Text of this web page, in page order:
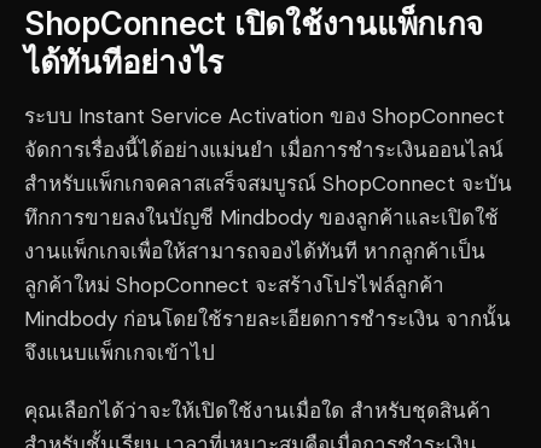
ShopConnect เปิดใช้งานแพ็กเกจ
ได้ทันทีอย่างไร
ระบบ Instant Service Activation ของ ShopConnect
จัดการเรื่องนี้ได้อย่างแม่นยำ เมื่อการชำระเงินออนไลน์
สำหรับแพ็กเกจคลาสเสร็จสมบูรณ์ ShopConnect จะบัน
ทึกการขายลงในบัญชี Mindbody ของลูกค้าและเปิดใช้
งานแพ็กเกจเพื่อให้สามารถจองได้ทันที หากลูกค้าเป็น
ลูกค้าใหม่ ShopConnect จะสร้างโปรไฟล์ลูกค้า
Mindbody ก่อนโดยใช้รายละเอียดการชำระเงิน จากนั้น
จึงแนบแพ็กเกจเข้าไป
คุณเลือกได้ว่าจะให้เปิดใช้งานเมื่อใด สำหรับชุดสินค้า